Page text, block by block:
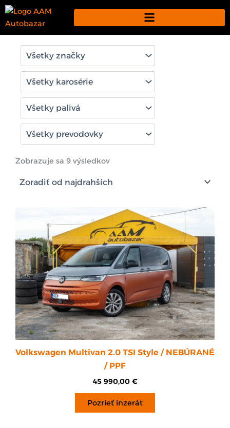
Preskočiť
Zobrazuje sa 9 výsledkovpodľa
najvyššej
Volkswagen Multivan 2.0 TSI Style / NEBÚRANÉ
/ PPF
45 990,00 €
Pozrieť inzerát